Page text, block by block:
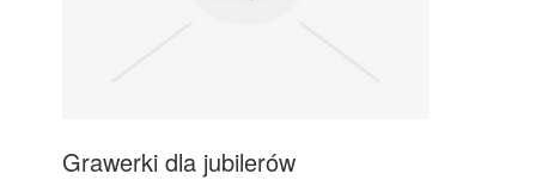
Grawerki dla jubilerów